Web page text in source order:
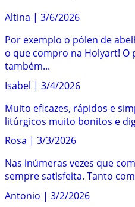
Altina | 3/6/2026
Por exemplo o pólen de
o que compro na Holyart! O
também...
Isabel | 3/4/2026
Muito eficazes, rápidos e
litúrgicos muito bonitos e
Rosa | 3/3/2026
Nas inúmeras vezes que
sempre satisfeita. Tanto
Antonio | 3/2/2026